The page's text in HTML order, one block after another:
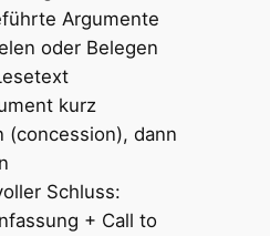
Argumente
oder Belegen
kurz
(concession), dann
Schluss:
+ Call to